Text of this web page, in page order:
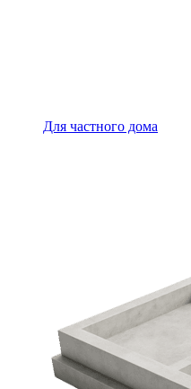
Для частного дома